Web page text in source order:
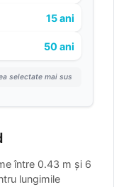
15 ani
50 ani
selectate mai sus
între 0.43 m și 6
lungimile